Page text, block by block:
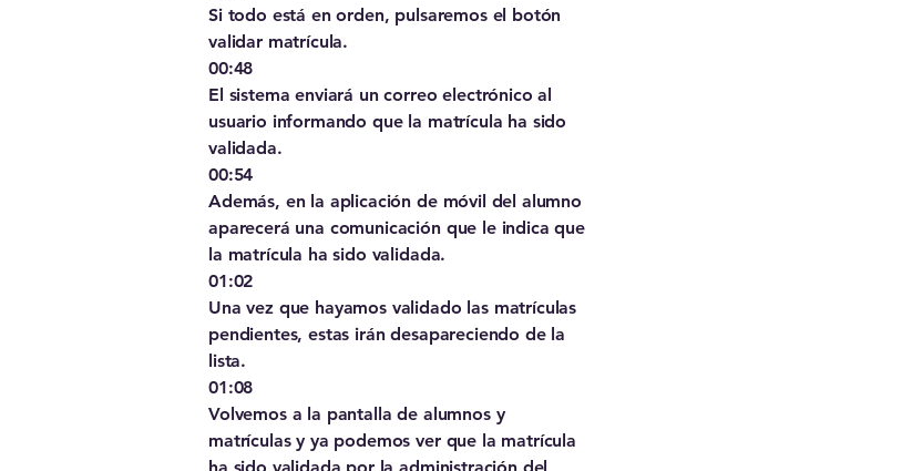
Si todo está en orden, pulsaremos el botón
validar matrícula.
00:48
El sistema enviará un correo electrónico al
usuario informando que la matrícula ha sido
validada.
00:54
Además, en la aplicación de móvil del alumno
aparecerá una comunicación que le indica que
la matrícula ha sido validada.
01:02
Una vez que hayamos validado las matrículas
pendientes, estas irán desapareciendo de la
lista.
01:08
Volvemos a la pantalla de alumnos y
matrículas y ya podemos ver que la matrícula